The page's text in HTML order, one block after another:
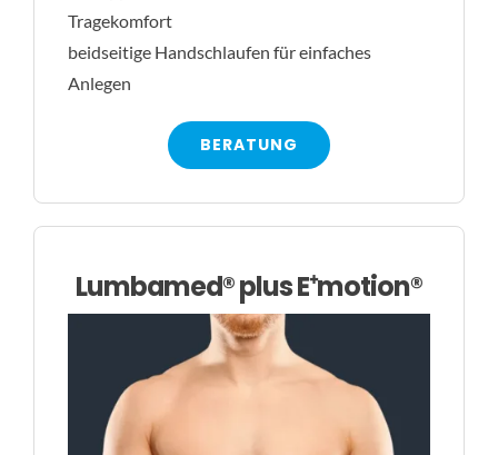
Tragekomfort
beidseitige Handschlaufen für einfaches
Anlegen
BERATUNG
Lumbamed® plus E⁺motion®